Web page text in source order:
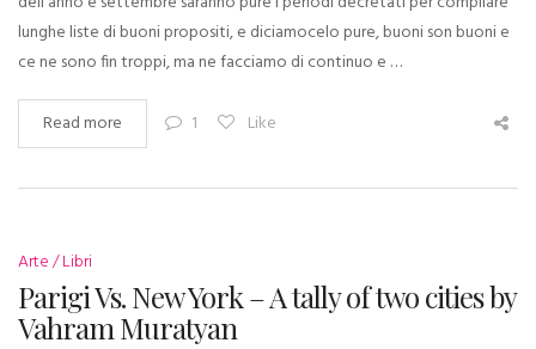
lunghe liste di buoni propositi, e diciamocelo pure, buoni son buoni e
ce ne sono fin troppi, ma ne facciamo di continuo e …
Read more 1 Like
Arte Libri
Parigi Vs. New York – A tally of two cities by
Vahram Muratyan